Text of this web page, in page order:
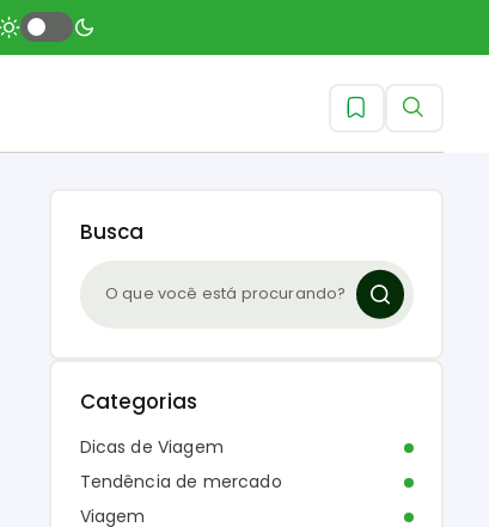
Busca
Categorias
Dicas de Viagem
Tendência de mercado
Viagem